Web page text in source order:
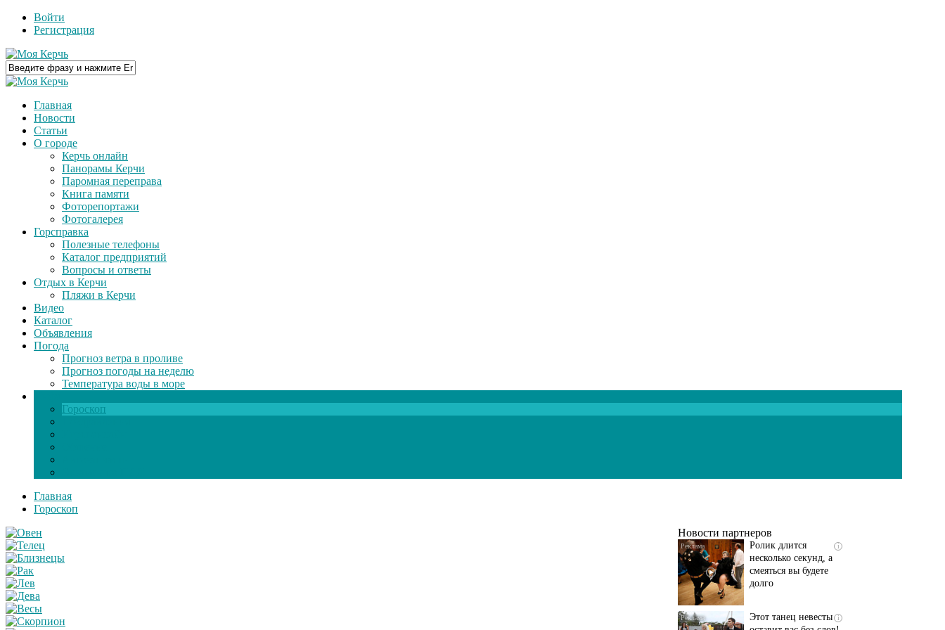
Войти
Регистрация
Главная
Новости
Статьи
О городе
Керчь онлайн
Панорамы Керчи
Паромная переправа
Книга памяти
Фоторепортажи
Фотогалерея
Горсправка
Полезные телефоны
Каталог предприятий
Вопросы и ответы
Отдых в Керчи
Пляжи в Керчи
Видео
Каталог
Объявления
Погода
Прогноз ветра в проливе
Прогноз погоды на неделю
Температура воды в море
Гороскоп
Главная
Гороскоп
Новости партнеров
i
Ролик длится
несколько секунд, а
смеяться вы будете
долго
i
Этот танец невесты